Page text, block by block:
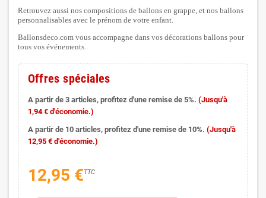
Retrouvez aussi nos compositions de ballons en grappe, et nos ballons
personnalisables avec le prénom de votre enfant.
Ballonsdeco.com vous accompagne dans vos décorations ballons pour
tous vos événements.
Offres spéciales
A partir de 3 articles, profitez d'une remise de 5%. (Jusqu'à
1,94 € d'économie.)
A partir de 10 articles, profitez d'une remise de 10%. (Jusqu'à
12,95 € d'économie.)
12,95 €TTC